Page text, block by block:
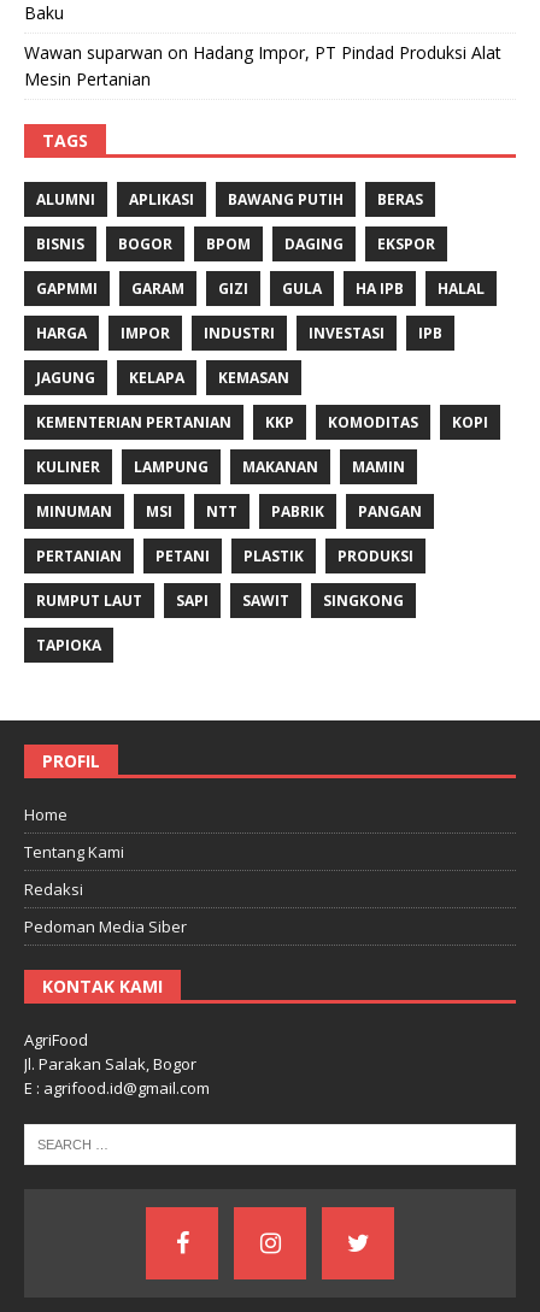
Baku
Wawan suparwan on Hadang Impor, PT Pindad Produksi Alat
Mesin Pertanian
TAGS
ALUMNI APLIKASI BAWANG PUTIH BERAS
BISNIS BOGOR BPOM DAGING EKSPOR
GAPMMI GARAM GIZI GULA HA IPB HALAL
HARGA IMPOR INDUSTRI INVESTASI IPB
JAGUNG KELAPA KEMASAN
KEMENTERIAN PERTANIAN KKP KOMODITAS KOPI
KULINER LAMPUNG MAKANAN MAMIN
MINUMAN MSI NTT PABRIK PANGAN
PERTANIAN PETANI PLASTIK PRODUKSI
RUMPUT LAUT SAPI SAWIT SINGKONG
TAPIOKA
PROFIL
Home
Tentang Kami
Redaksi
Pedoman Media Siber
KONTAK KAMI
AgriFood
Jl. Parakan Salak, Bogor
E : agrifood.id@gmail.com